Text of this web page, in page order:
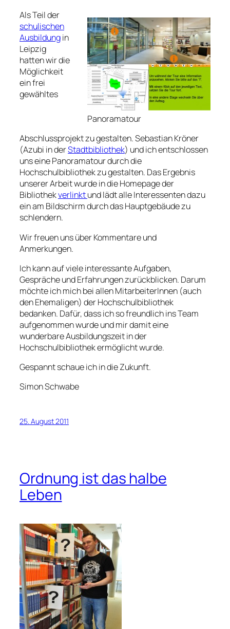
Panoramatour
Als Teil der
schulischen
Ausbildungin
Leipzig
hatten wir die
Möglichkeit
ein frei
gewähltes
Abschlussprojekt zu gestalten. Sebastian Kröner
(Azubi in derStadtbibliothek) und ich entschlossen
uns eine Panoramatour durch die
Hochschulbibliothek zu gestalten. Das Ergebnis
unserer Arbeit wurde in die Homepage der
Bibliothekverlinktund lädt alle Interessenten dazu
ein am Bildschirm durch das Hauptgebäude zu
schlendern.
Wir freuen uns über Kommentare und
Anmerkungen.
Ich kann auf viele interessante Aufgaben,
Gespräche und Erfahrungen zurückblicken. Darum
möchte ich mich bei allen MitarbeiterInnen (auch
den Ehemaligen) der Hochschulbibliothek
bedanken. Dafür, dass ich so freundlich ins Team
aufgenommen wurde und mir damit eine
wunderbare Ausbildungszeit in der
Hochschulbibliothek ermöglicht wurde.
Gespannt schaue ich in die Zukunft.
Simon Schwabe
25. August 2011
Ordnung ist das halbe
Leben